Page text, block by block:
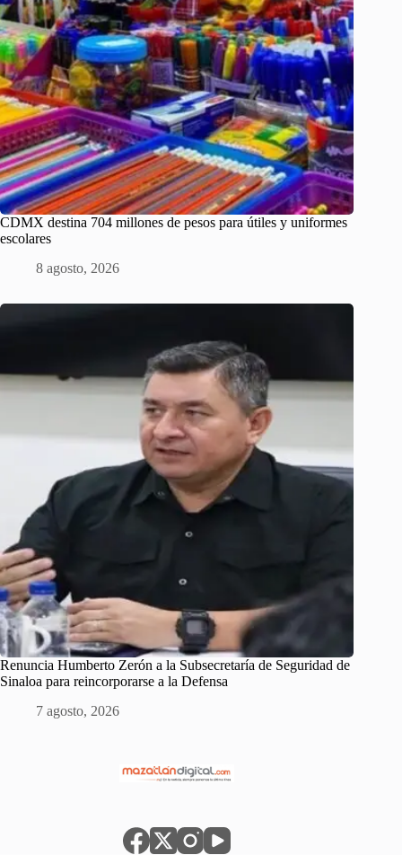
CDMX destina 704 millones de pesos para útiles y uniformes
escolares
8 agosto, 2026
Renuncia Humberto Zerón a la Subsecretaría de Seguridad de
Sinaloa para reincorporarse a la Defensa
7 agosto, 2026